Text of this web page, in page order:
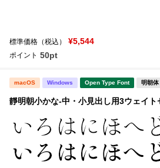
標準価格（税込） ¥5,544
ポイント 50pt
macOS Windows Open Type Font 明朝体
靜明朝小かな-中・小見出し用3ウェイ